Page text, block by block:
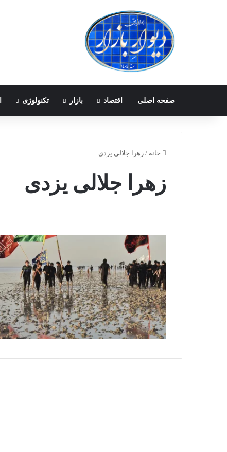
صفحه اصلی اقتصاد بازار تکنولوژی
خانه / زهرا جلالی یزدی
زهرا جلالی یزدی